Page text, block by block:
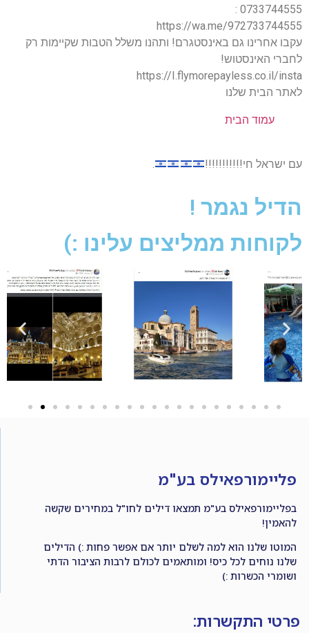
0733744555 :
https://wa.me/972733744555
עקבו אחרינו גם באינסטגרם! ותהנו משלל הטבות שקיימות רק
לחברי האינסטוש!
https://I.flymorepayless.co.il/insta
לאתר הבית שלנו
עמוד הבית
עם ישראל חי!!!!!!!!!!! .
הדיל נגמר !
לקוחות ממליצים עלינו :)
פליימורפאילס בע"מ
בפליימורפאילס בע"מ תמצאו דילים לחו"ל במחירים שקשה
להאמין!
המוטו שלנו הוא למה לשלם יותר אם אפשר פחות :) הדילים
שלנו נוחים לכל כיס! ומותאמים לכולם לרבות הציבור הדתי
ושומרי הכשרות :)
פרטי התקשרות: